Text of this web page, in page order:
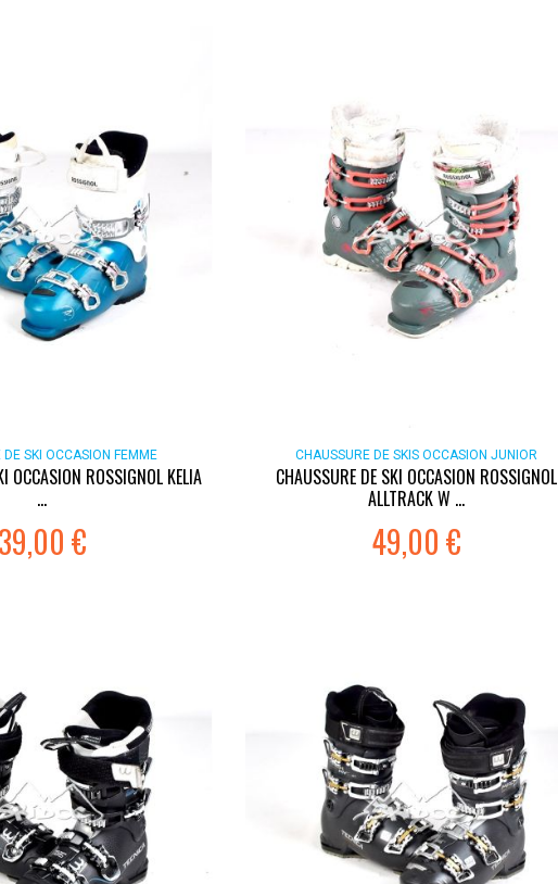
DE SKI OCCASION FEMME
OCCASION ROSSIGNOL KELIA
...
39,00 €
CHAUSSURE DE SKIS OCCASION JUNIOR
CHAUSSURE DE SKI OCCASION ROSSIGNOL
ALLTRACK W ...
49,00 €